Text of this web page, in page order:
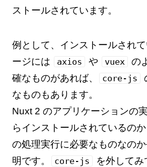
ストールされています。
例として、インストールされ
ージには
axios や vuex
の
確なものがあれば、
core-js
なものもあります。
Nuxt 2 のアプリケーションの
らインストールされているの
の処理実行に必要なものなの
明です。
core-js
を外してみ